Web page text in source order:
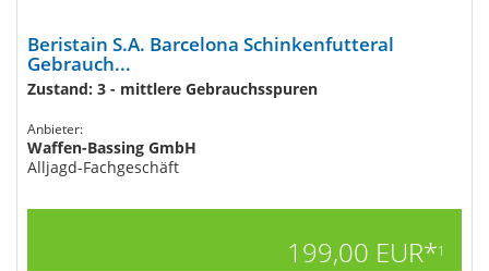
Beristain S.A. Barcelona Schinkenfutteral
Gebrauch...
Zustand: 3 - mittlere Gebrauchsspuren
Anbieter:
Waffen-Bassing GmbH
Alljagd-Fachgeschäft
199,00 EUR*1